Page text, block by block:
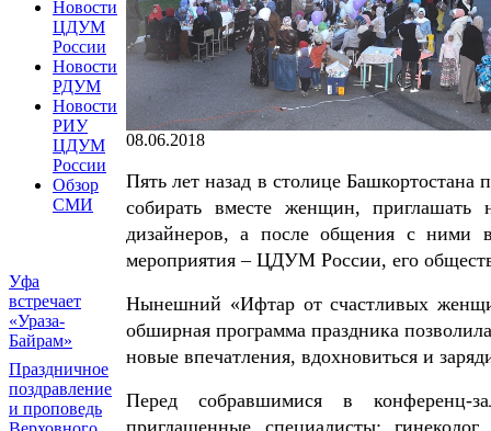
Новости
ЦДУМ
России
Новости
РДУМ
Новости
РИУ
ЦДУМ
России
Обзор
СМИ
Уфа
встречает
«Ураза-
Байрам»
Праздничное
поздравление
и проповедь
08.06.2018
Пять лет назад в столице Башкортостана
собирать вместе женщин, приглашать
дизайнеров, а после общения с ними
мероприятия – ЦДУМ России, его
Нынешний «Ифтар от счастливых
обширная программа праздника
новые впечатления, вдохновиться и
Перед собравшимися в конференц-